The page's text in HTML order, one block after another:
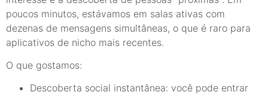
poucos minutos, estávamos em salas ativas com
dezenas de mensagens simultâneas, o que é raro para
aplicativos de nicho mais recentes.
O que gostamos:
Descoberta social instantânea: você pode entrar